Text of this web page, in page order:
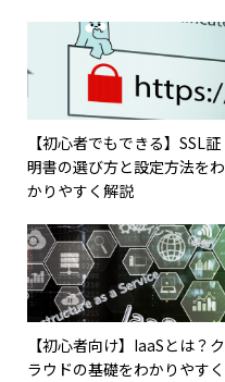
【初心者でもできる】SSL証
明書の選び方と設定方法をわ
かりやすく解説
【初心者向け】IaaSとは？ク
ラウドの基礎をわかりやすく